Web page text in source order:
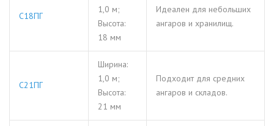
С18ПГ
1,0 м;
Высота:
18 мм
Идеален для небольших
ангаров и хранилищ.
С21ПГ
Ширина:
1,0 м;
Высота:
21 мм
Подходит для средних
ангаров и складов.